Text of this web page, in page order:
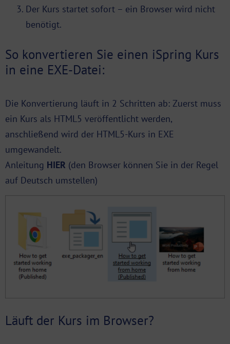
Der Kurs startet sofort – ein Browser wird nicht
benötigt.
So konvertieren Sie einen iSpring Kurs
in eine EXE-Datei:
Die Konvertierung läuft in 2 Schritten ab: Zuerst muss
ein Kurs als HTML5 veröffentlicht werden,
anschließend wird der HTML5-Kurs in EXE
umgewandelt.
Anleitung HIER (den Browser können Sie in der Regel
auf Deutsch umstellen)
Läuft der Kurs im Browser?